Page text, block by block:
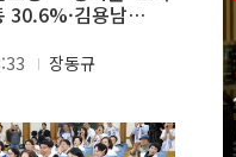
30.6%·김용남
장동규